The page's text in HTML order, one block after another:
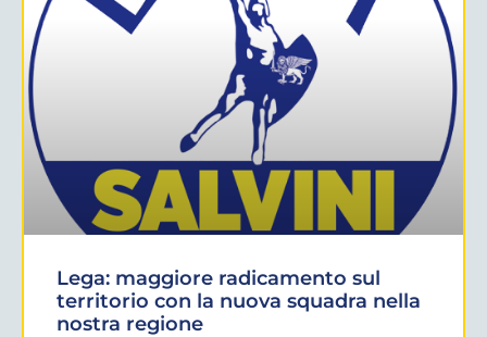
Lega: maggiore radicamento sul
territorio con la nuova squadra nella
nostra regione